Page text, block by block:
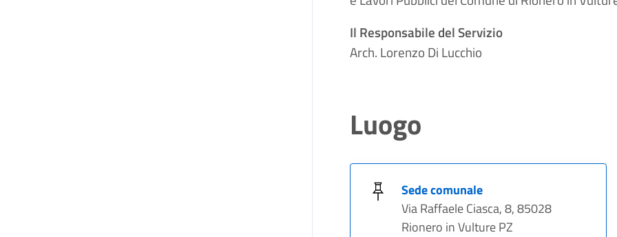
Il Responsabile del Servizio
Arch. Lorenzo Di Lucchio
Luogo
Sede comunale
Via Raffaele Ciasca, 8, 85028
Rionero in Vulture PZ